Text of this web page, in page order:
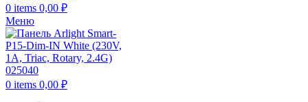
0 items 0,00 ₽
Меню
0 items 0,00 ₽